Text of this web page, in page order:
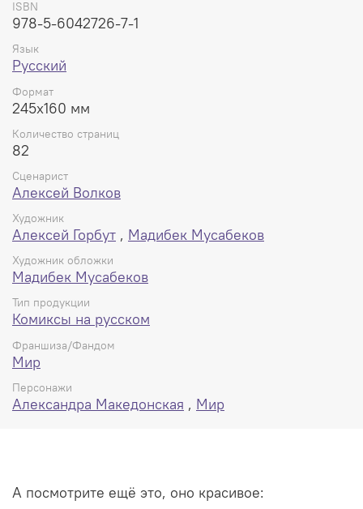
новом томе долгожданной супергеройской серии
комиксов BUBBLE «МИР»!
ISBN
978-5-6042726-7-1
Язык
Русский
Формат
245x160 мм
Количество страниц
82
Сценарист
Алексей Волков
Художник
Алексей Горбут , Мадибек Мусабеков
Художник обложки
Мадибек Мусабеков
Тип продукции
Комиксы на русском
Франшиза/Фандом
Мир
Персонажи
Александра Македонская , Мир
А посмотрите ещё это, оно красивое: